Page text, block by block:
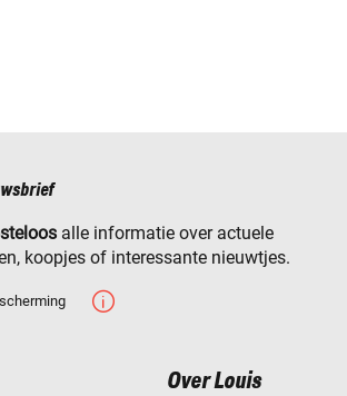
alle informatie over actuele
koopjes of interessante nieuwtjes.
Over Louis